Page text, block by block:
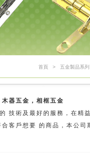
首頁 > 五金製品系列
器五金，相框五金
技術及最好的服務，在精
客戶想要 的商品，本公司